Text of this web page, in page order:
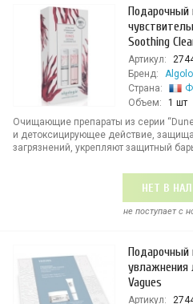
Подарочный
Soothing
Артикул:
Бренд:
Страна:
Объем:
1 шт
Очищающие препараты из серии
и детоксицирующее действие,
загрязнений, укрепляют защитный
НЕТ В
не поступает c
Подарочный
увлажнения
Vagues
Артикул: